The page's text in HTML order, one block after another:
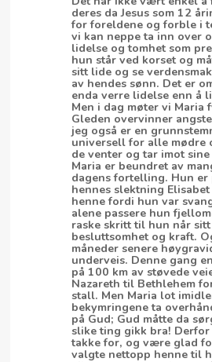
deres da Jesus som 12
for foreldene og forble i
vi kan neppe ta inn over
lidelse og tomhet som
hun står ved korset og
sitt lide og se
av hendes sønn. Det er
enda verre lidelse enn å
Men i dag møter vi Maria
Gleden overvinner
jeg også er en
universell for alle mødre
de venter og tar imot
Maria er beundret av
dagens fortelling. Hun er
hennes slektning
henne fordi hun var
alene passere hun
raske skritt til hun når sitt
besluttsomhet og kraft.
måneder senere
underveis. Denne gang
på 100 km av støvede
Nazareth til Bethlehem
stall. Men Maria lot
bekymringene ta
på Gud; Gud måtte da
slike ting gikk bra! Derfor
takke for, og være glad
valgte nettopp henne til